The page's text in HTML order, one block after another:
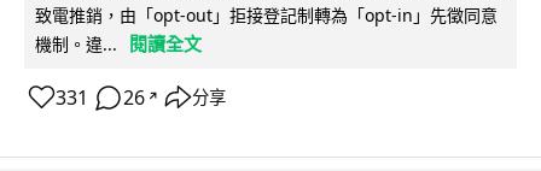
致電推銷，由「opt-out」拒接登記制轉為「opt-in」先徵同意
機制。違...
閱讀全文
331 26 ↗ 分享